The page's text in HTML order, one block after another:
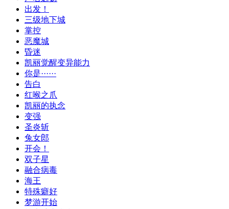
出发！
三级地下城
掌控
恶魔城
昏迷
凯丽觉醒变异能力
你是······
告白
红喉之爪
凯丽的执念
变强
圣炎斩
兔女郎
开会！
双子星
融合病毒
海王
特殊癖好
梦游开始